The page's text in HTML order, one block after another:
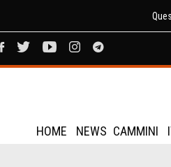
HOME NEWS CAMMINI